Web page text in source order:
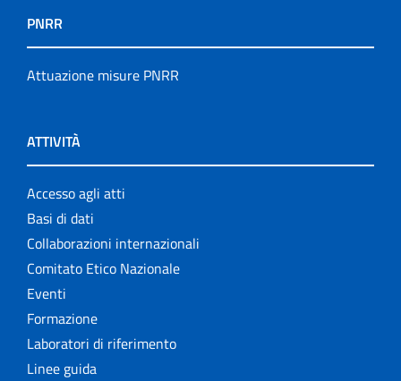
PNRR
Attuazione misure PNRR
ATTIVITÀ
Accesso agli atti
Basi di dati
Collaborazioni internazionali
Comitato Etico Nazionale
Eventi
Formazione
Laboratori di riferimento
Linee guida